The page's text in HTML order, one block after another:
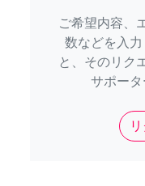
ご希望内容、
数などを入
と、そのリク
サポータ